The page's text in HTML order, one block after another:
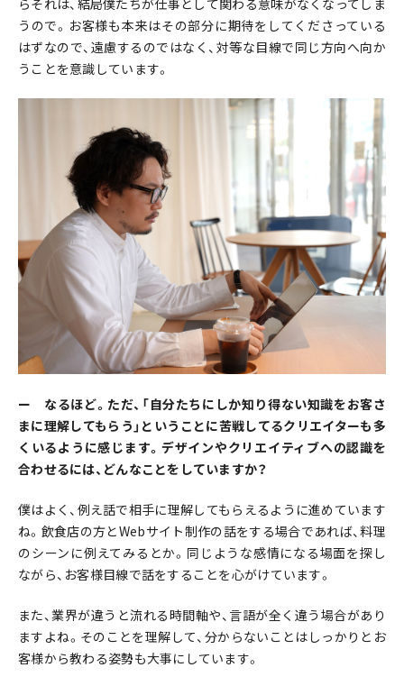
らそれは、結局僕たちが仕事として関わる意味がなくなってしま
うので。お客様も本来はその部分に期待をしてくださっている
はずなので、遠慮するのではなく、対等な目線で同じ方向へ向か
うことを意識しています。
ー なるほど。ただ、「自分たちにしか知り得ない知識をお客さ
まに理解してもらう」ということに苦戦してるクリエイターも多
くいるように感じます。デザインやクリエイティブへの認識を
合わせるには、どんなことをしていますか？
僕はよく、例え話で相手に理解してもらえるように進めています
ね。飲食店の方とWebサイト制作の話をする場合であれば、料理
のシーンに例えてみるとか。同じような感情になる場面を探し
ながら、お客様目線で話をすることを心がけています。
また、業界が違うと流れる時間軸や、言語が全く違う場合があり
ますよね。そのことを理解して、分からないことはしっかりとお
客様から教わる姿勢も大事にしています。